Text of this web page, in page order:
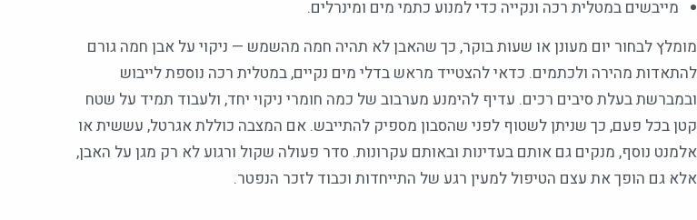
מייבשים במטלית רכה ונקייה כדי למנוע כתמי מים ומינרלים.
מומלץ לבחור יום מעונן או שעות בוקר, כך שהאבן לא תהיה חמה מהשמש — ניקוי על אבן חמה גורם
להתאדות מהירה ולכתמים. כדאי להצטייד מראש בדלי מים נקיים, במטלית רכה נוספת לייבוש
ובמברשת בעלת סיבים רכים. עדיף להימנע מערבוב של כמה חומרי ניקוי יחד, ולעבוד תמיד על שטח
קטן בכל פעם, כך שניתן לשטוף לפני שהסבון מספיק להתייבש. אם המצבה כוללת אגרטל, עששית או
אלמנט נוסף, מנקים גם אותם בעדינות ובאותם עקרונות. סדר פעולה שקול ורגוע לא רק מגן על האבן,
אלא גם הופך את עצם הטיפול למעין רגע של התייחדות וכבוד לזכר הנפטר.